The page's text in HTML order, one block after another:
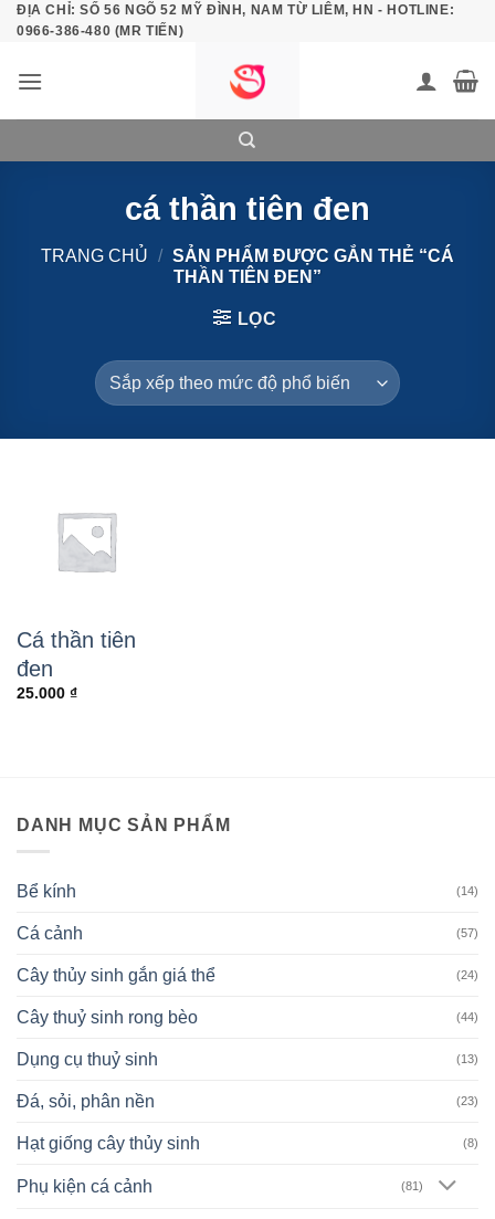
Bỏ
qua
dung
ĐỊA CHỈ: SỐ 56 NGÕ 52 MỸ ĐÌNH, NAM TỪ LIÊM, HN - HOTLINE:
0966-386-480 (MR TIẾN)
cá thần tiên đen
TRANG CHỦ / SẢN PHẨM ĐƯỢC GẮN THẺ “CÁ
THẦN TIÊN ĐEN”
LỌC
Cá thần tiên
đen
25.000 ₫
DANH MỤC SẢN PHẨM
Bể kính (14)
Cá cảnh (57)
Cây thủy sinh gắn giá thể (24)
Cây thuỷ sinh rong bèo (44)
Dụng cụ thuỷ sinh (13)
Đá, sỏi, phân nền (23)
Hạt giống cây thủy sinh (8)
Phụ kiện cá cảnh (81)